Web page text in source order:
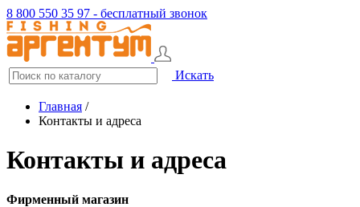
8 800 550 35 97 - бесплатный звонок
Искать
Главная /
Контакты и адреса
Контакты и адреса
Фирменный магазин